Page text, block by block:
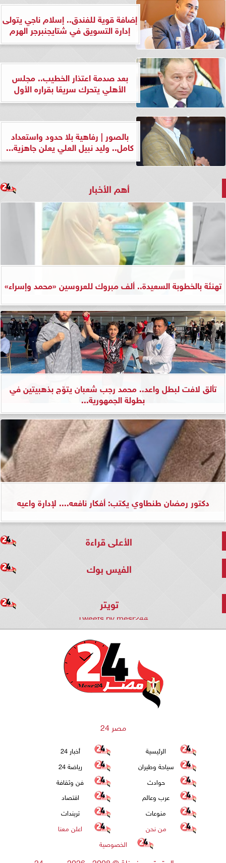
إضافة قوية للفندق.. إسلام ناجي يتولى
إدارة التسويق في شتايجنبرجر الهرم
بعد صدمة اعتذار الخطيب.. مجلس
الأهلي يتحرك سريعًا بقراره الأول
بالصور | رفاهية بلا حدود واستعداد
كامل.. وليد نبيل العلي يعلن جاهزية...
أهم الأخبار
تهنئة بالخطوبة السعيدة.. ألف مبروك للعروسين «محمد وإسراء»
تألق لافت لبطل واعد.. محمد رجب شعبان يتوّج بذهبيتين في
بطولة الجمهورية...
دكتور رمضان طنطاوي يكتب: أفكار نافعه.... لإدارة واعيه
الأعلى قراءة
الفيس بوك
تويتر
Tweets by mesr244
مصر 24
الرئيسية
أخبار 24
سياحة وطيران
رياضة 24
حوادث
فن وثقافة
عرب وعالم
اقتصاد
منوعات
تريندات
من نحن
اعلن معنا
الخصوصية